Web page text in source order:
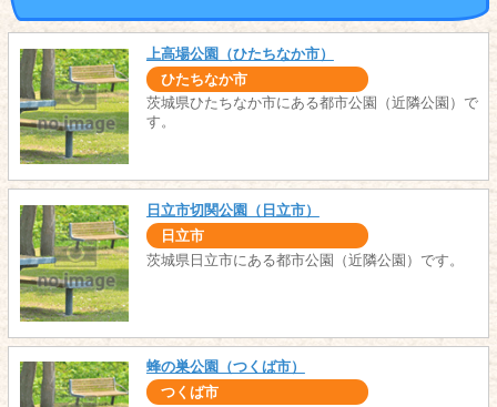
上高場公園（ひたちなか市）
ひたちなか市
茨城県ひたちなか市にある都市公園（近隣公園）で
す。
日立市切関公園（日立市）
日立市
茨城県日立市にある都市公園（近隣公園）です。
蜂の巣公園（つくば市）
つくば市